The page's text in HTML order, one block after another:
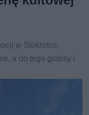
w Stokrotce.
a do tego gratisy i